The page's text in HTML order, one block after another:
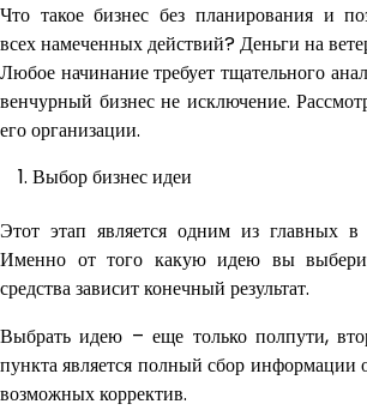
Что такое бизнес без планирования и
всех намеченных действий? Деньги на
Любое начинание требует тщательного
венчурный бизнес не исключение.
его организации.
Выбор бизнес идеи
Этот этап является одним из главных в
Именно от того какую идею вы
средства зависит конечный результат.
Выбрать идею – еще только полпути,
пункта является полный сбор информации
возможных корректив.